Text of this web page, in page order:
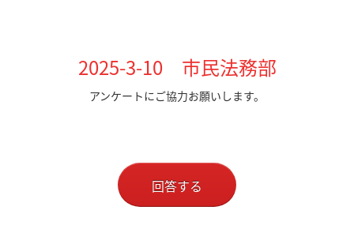
2025-3-10 市民法務部
アンケートにご協力お願いします。
回答する